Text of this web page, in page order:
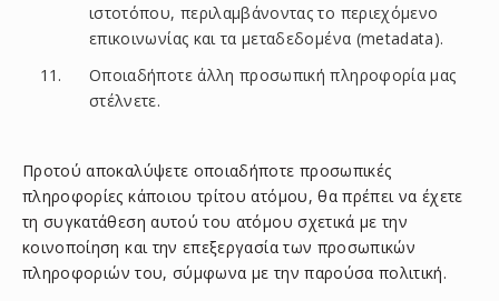
ιστοτόπου, περιλαμβάνοντας το περιεχόμενο
επικοινωνίας και τα μεταδεδομένα (metadata).
Οποιαδήποτε άλλη προσωπική πληροφορία μας
στέλνετε.
Προτού αποκαλύψετε οποιαδήποτε προσωπικές
πληροφορίες κάποιου τρίτου ατόμου, θα πρέπει να έχετε
τη συγκατάθεση αυτού του ατόμου σχετικά με την
κοινοποίηση και την επεξεργασία των προσωπικών
πληροφοριών του, σύμφωνα με την παρούσα πολιτική.